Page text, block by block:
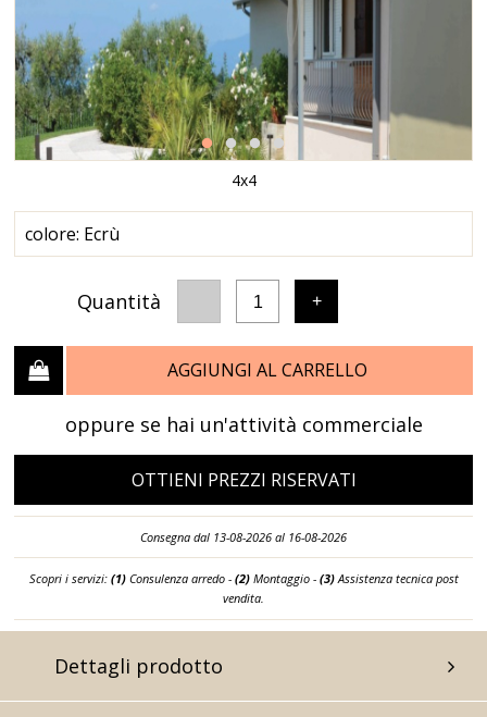
4x4
colore: Ecrù
Quantità 1 +
AGGIUNGI AL CARRELLO
oppure se hai un'attività commerciale
OTTIENI PREZZI RISERVATI
Consegna dal 13-08-2026 al 16-08-2026
Scopri i servizi: (1)Consulenza arredo - (2)Montaggio - (3)Assistenza tecnica post
vendita.
Dettagli prodotto